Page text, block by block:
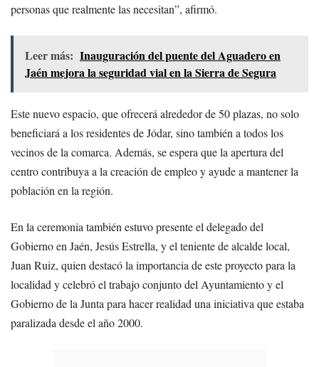
personas que realmente las necesitan”, afirmó.
Leer más: Inauguración del puente del Aguadero en
Jaén mejora la seguridad vial en la Sierra de Segura
Este nuevo espacio, que ofrecerá alrededor de 50 plazas, no solo
beneficiará a los residentes de Jódar, sino también a todos los
vecinos de la comarca. Además, se espera que la apertura del
centro contribuya a la creación de empleo y ayude a mantener la
población en la región.
En la ceremonia también estuvo presente el delegado del
Gobierno en Jaén, Jesús Estrella, y el teniente de alcalde local,
Juan Ruiz, quien destacó la importancia de este proyecto para la
localidad y celebró el trabajo conjunto del Ayuntamiento y el
Gobierno de la Junta para hacer realidad una iniciativa que estaba
paralizada desde el año 2000.